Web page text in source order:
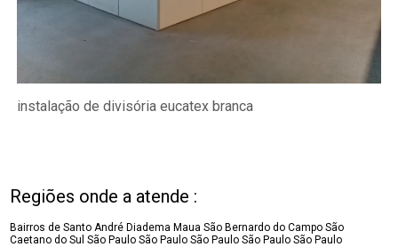
instalação de divisória eucatex branca
Regiões onde a atende :
Bairros de Santo André Diadema Maua São Bernardo do Campo São
Caetano do SulSão Paulo São Paulo São Paulo São Paulo São Paulo